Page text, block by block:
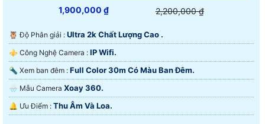
1,900,000 ₫ 2,200,000 ₫
🦉 Độ Phân giải : Ultra 2k Chất Lượng Cao .
⚜️ Công Nghệ Camera : IP Wifi.
🔦 Xem ban đêm : Full Color 30m Có Màu Ban Ðêm.
🌧️ Mẫu Camera Xoay 360.
️🔔 Ưu Điểm : Thu Âm Và Loa.